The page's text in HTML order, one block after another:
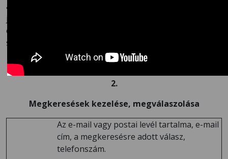
adatok megadása kötelező ahhoz, hogy fenti
jogszabályi kötelezettségeinknek eleget tudjunk tenni,
ezek elmaradása esetén nem áll módunkban
szolgáltatást nyújtani.
2.
Megkeresések kezelése, megválaszolása
Az e-mail vagy postai levél tartalma, e-mail
cím, a megkeresésre adott válasz,
telefonszám.